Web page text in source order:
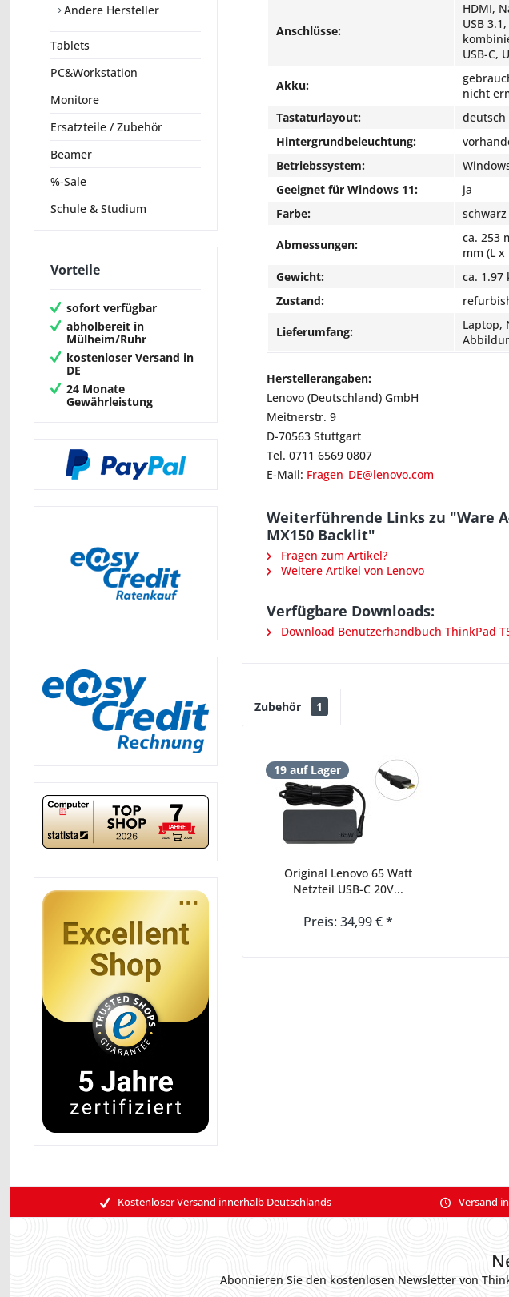
Andere Hersteller
Tablets
PC&Workstation
Monitore
Ersatzteile / Zubehör
Beamer
%-Sale
Schule & Studium
Vorteile
sofort verfügbar
abholbereit in
Mülheim/Ruhr
kostenloser Versand in
DE
24 Monate
Gewährleistung
Anschlüsse:
HDMI,
USB
USB-C,
Akku:
nicht
Tastaturlayout:
deutsch
Hintergrundbeleuchtung:
Betriebssystem:
Geeignet für Windows 11:
ja
Farbe:
schwarz
Abmessungen:
ca. 253
mm (L x
Gewicht:
ca. 1.97
Zustand:
Lieferumfang:
Laptop,
Herstellerangaben:
Lenovo (Deutschland) GmbH
Meitnerstr. 9
D-70563 Stuttgart
Tel. 0711 6569 0807
E-Mail: Fragen_DE@lenovo.com
Weiterführende Links zu "Ware A-
MX150 Backlit"
Fragen zum Artikel?
Weitere Artikel von Lenovo
Verfügbare Downloads:
Download Benutzerhandbuch ThinkPad
Zubehör 1
19 auf Lager
Original Lenovo 65 Watt
Netzteil USB-C 20V...
Preis: 34,99 € *
Kostenloser Versand innerhalb Deutschlands Versand
Abonnieren Sie den kostenlosen Newsletter von